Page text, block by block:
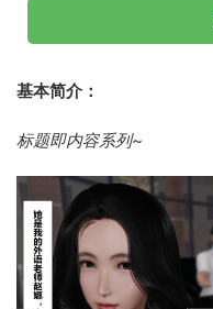
基本简介：
标题即内容系列~